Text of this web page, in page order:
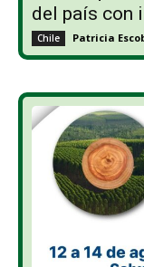
del país con
Chile Patricia